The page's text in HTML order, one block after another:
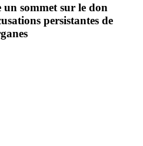
sommet sur le don
persistantes de